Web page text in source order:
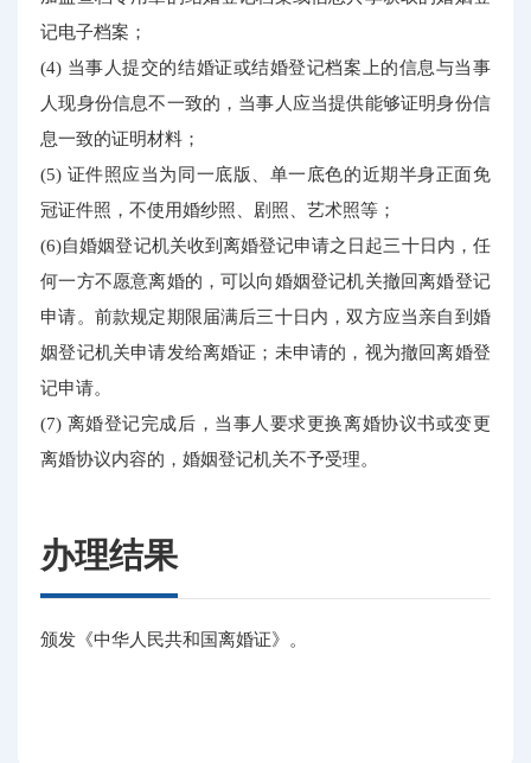
记电子档案；
(4) 当事人提交的结婚证或结婚登记档案上的信息与当事
人现身份信息不一致的，当事人应当提供能够证明身份信
息一致的证明材料；
(5) 证件照应当为同一底版、单一底色的近期半身正面免
冠证件照，不使用婚纱照、剧照、艺术照等；
(6)自婚姻登记机关收到离婚登记申请之日起三十日内，任
何一方不愿意离婚的，可以向婚姻登记机关撤回离婚登记
申请。前款规定期限届满后三十日内，双方应当亲自到婚
姻登记机关申请发给离婚证；未申请的，视为撤回离婚登
记申请。
(7) 离婚登记完成后，当事人要求更换离婚协议书或变更
离婚协议内容的，婚姻登记机关不予受理。
办理结果
颁发《中华人民共和国离婚证》。